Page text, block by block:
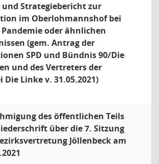
und Strategiebericht zur
im Oberlohmannshof bei
oder ähnlichen
(gem. Antrag der
SPD und Bündnis 90/Die
und des Vertreters der
Die Linke v. 31.05.2021)
des öffentlichen Teils
über die 7. Sitzung
Jöllenbeck am